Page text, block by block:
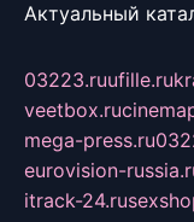
Актуальный
03223.ruufille.ru
veetbox.ru
mega-press.ru
eurovision-
itrack-24.ru